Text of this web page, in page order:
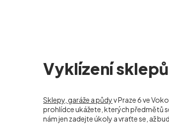
Vyklízení
Sklepy, garáže a půdyv Praze 6 ve
prohlídce ukážete, kterých předmětů
nám jen zadejte úkoly a vraťte se, až